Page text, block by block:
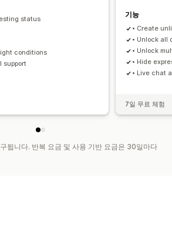
status
conditions
support
기능
• Create
• Unlock all
• Unlock
• Hide
• Live chat
7일 무료 체험
됩니다. 반복 요금 및 사용 기반 요금은 30일마다